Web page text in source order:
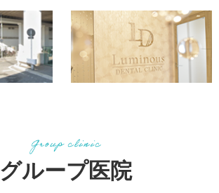
グループ医院